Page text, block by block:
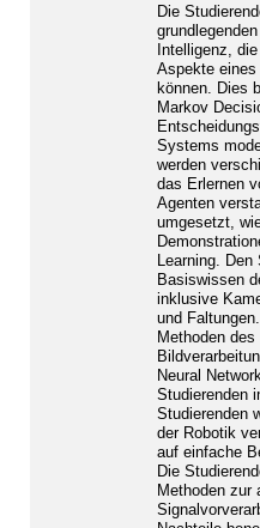
Die
Intelligenz,
Aspekte
können. Dies
Markov
Systems
werden
das Erlernen
Agenten
umgesetzt,
Learning. Den
Basiswissen
inklusive
und
Methoden
Neural
Studierenden
Studierenden
der Robotik
auf einfache
Die
Methoden zur